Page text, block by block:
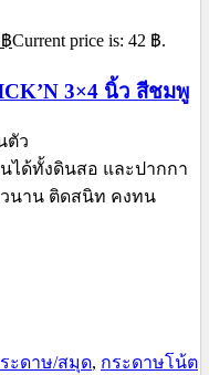
฿Current price is: 42 ฿.
3×4 นิ้ว สีชมพู
ตัว
ได้ทั้งดินสอ และปากกา
นาน ติดสนิท คงทน
ะดาษ/สมุด, กระดาษโน้ต